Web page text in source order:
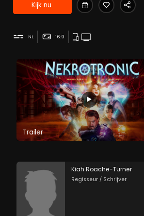
Kijk nu
NL 16:9
Trailer
Kiah Roache-Turner
Regisseur / Schrijver